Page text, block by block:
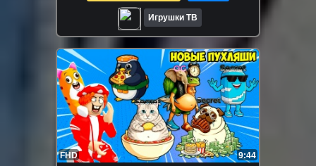
Игрушки ТВ
FHD 9:44